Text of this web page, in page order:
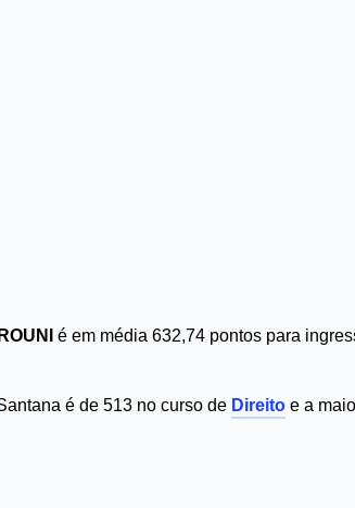
é em média 632,74 pontos para
é de 513 no curso de Direito e a